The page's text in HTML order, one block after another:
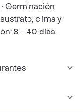
Germinación:
clima y
8 - 40 días.